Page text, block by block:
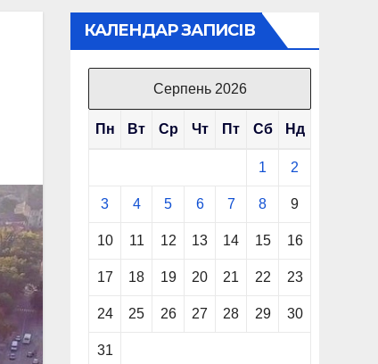
КАЛЕНДАР ЗАПИСІВ
Серпень 2026
Пн Вт Ср Чт Пт Сб Нд
1 2
3 4 5 6 7 8 9
10 11 12 13 14 15 16
17 18 19 20 21 22 23
24 25 26 27 28 29 30
31